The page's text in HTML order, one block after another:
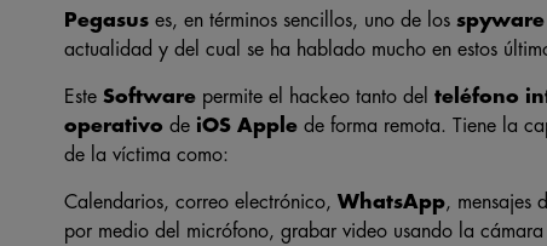
Pegasuses, en términos sencillos, uno de los spyware
actualidad y del cual se ha hablado mucho en estos
Este Softwarepermite el hackeo tanto del teléfono
operativo de iOS Applede forma remota. Tiene la
de la víctima como:
Calendarios, correo electrónico, WhatsApp, mensajes
por medio del micrófono, grabar video usando la